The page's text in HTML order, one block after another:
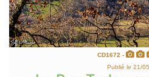
CD1672 -
Publié le 21/